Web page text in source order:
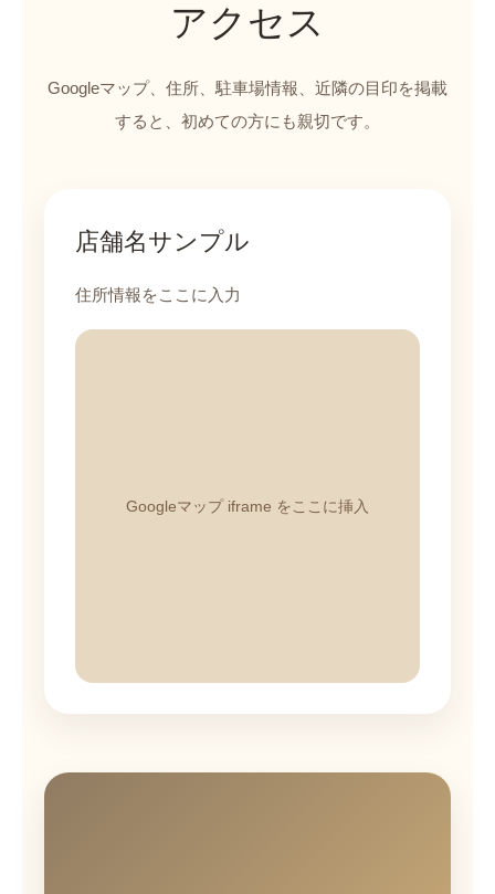
アクセス
Googleマップ、住所、駐車場情報、近隣の目印を掲載
すると、初めての方にも親切です。
店舗名サンプル
住所情報をここに入力
Googleマップ iframe をここに挿入